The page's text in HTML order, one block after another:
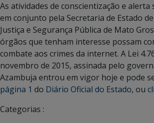
As atividades de conscientização e alerta
em conjunto pela Secretaria de Estado de
Justiça e Segurança Pública de Mato
órgãos que tenham interesse possam
combate aos crimes da internet. A Lei
novembro de 2015, assinada pelo
Azambuja entrou em vigor hoje e pode
página 1 do Diário Oficial do Estado, ou
Categorias :